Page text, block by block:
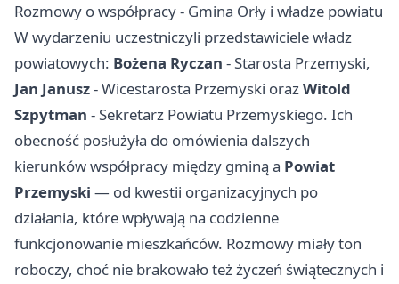
Rozmowy o współpracy - Gmina Orły i władze powiatu
W wydarzeniu uczestniczyli przedstawiciele władz
powiatowych: Bożena Ryczan - Starosta Przemyski,
Jan Janusz- Wicestarosta Przemyski orazWitold
Szpytman - Sekretarz Powiatu Przemyskiego. Ich
obecność posłużyła do omówienia dalszych
kierunków współpracy między gminą a Powiat
Przemyski — od kwestii organizacyjnych po
działania, które wpływają na codzienne
funkcjonowanie mieszkańców. Rozmowy miały ton
roboczy, choć nie brakowało też życzeń świątecznych i